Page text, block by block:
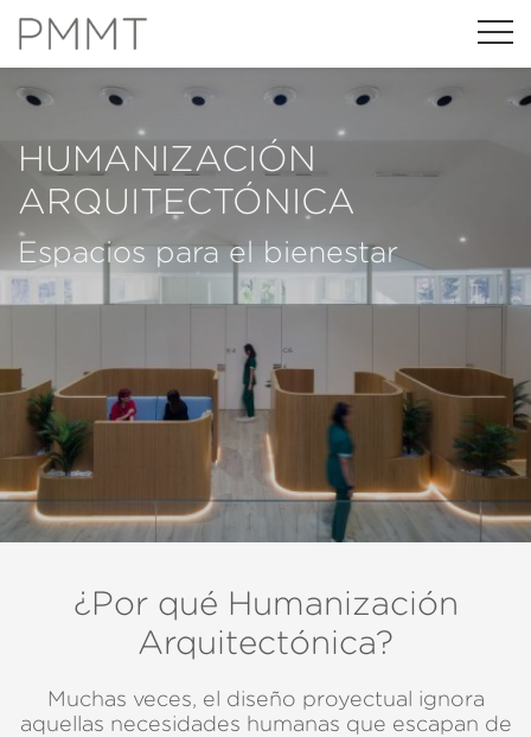
HUMANIZACIÓN
ARQUITECTÓNICA
Espacios para el bienestar
¿Por qué Humanización
Arquitectónica?
Muchas veces, el diseño proyectual ignora
aquellas necesidades humanas que escapan de